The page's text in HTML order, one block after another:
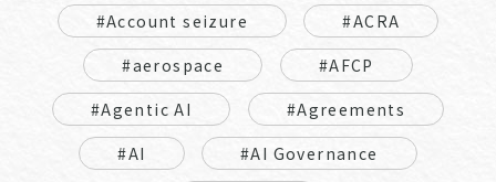
#Account seizure
#ACRA
#aerospace
#AFCP
#Agentic AI
#Agreements
#AI
#AI Governance